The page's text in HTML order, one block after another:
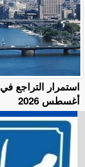
أغسطس 2026